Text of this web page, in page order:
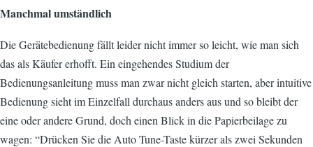
Manchmal umständlich
Die Gerätebedienung fällt leider nicht immer so leicht, wie man sich
das als Käufer erhofft. Ein eingehendes Studium der
Bedienungsanleitung muss man zwar nicht gleich starten, aber intuitive
Bedienung sieht im Einzelfall durchaus anders aus und so bleibt der
eine oder andere Grund, doch einen Blick in die Papierbeilage zu
wagen: “Drücken Sie die Auto Tune-Taste kürzer als zwei Sekunden